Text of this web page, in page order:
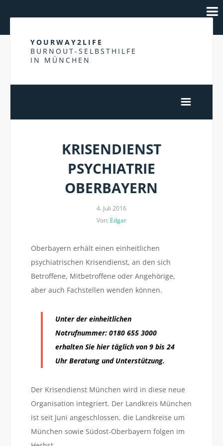
YOURWAY2LIFE
BURNOUT-SELBSTHILFE
IN MÜNCHEN
KRISENDIENST
PSYCHIATRIE
OBERBAYERN
4. Juli 2016
Von: Edgar
Oberbayern erhält einen einheitlichen
psychiatrischen Krisendienst, an den sich
Betroffene, Mitbetroffene oder Angehörige,
aber auch Fachstellen wenden können.
Unter der einheitlichen
Notrufnummer: 0180 655 3000
erhalten Sie hiertäglich von 9 bis 24
UhrBeratung und Unterstützung.
Der Krisendienst München wird in diese neue
Organisation integriert. Der Landkreis München
ist seit Juni angeschlossen, die Landkreise um
München sowie Südost-Oberbayern folgen im